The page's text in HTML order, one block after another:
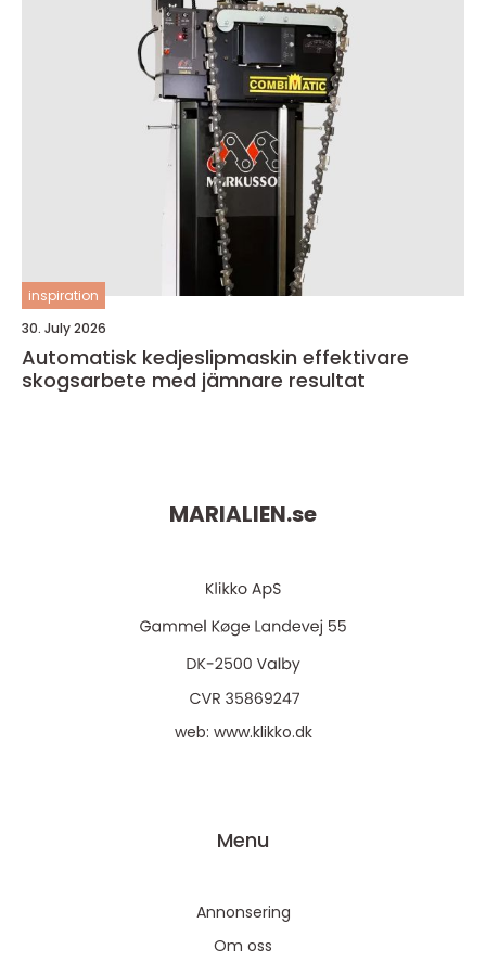
inspiration
30. July 2026
Automatisk kedjeslipmaskin effektivare
skogsarbete med jämnare resultat
MARIALIEN.se
web: www.klikko.dk
Menu
Annonsering
Om oss